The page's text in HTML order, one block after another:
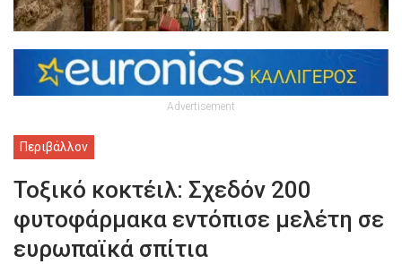
Advertisement
Περιβάλλον
Τοξικό κοκτέιλ: Σχεδόν 200
φυτοφάρμακα εντόπισε μελέτη σε
ευρωπαϊκά σπίτια